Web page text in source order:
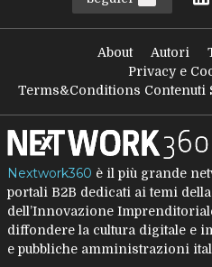
About Autori
Privacy e
Terms&Conditions Contenuti
Nextwork360 è il più grande
portali B2B dedicati ai temi
dell’Innovazione
diffondere la cultura digitale e
e pubbliche amministrazioni